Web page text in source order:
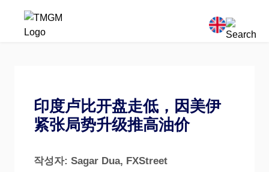
印度卢比开盘走低，因美伊
紧张局势升级推高油价
작성자: Sagar Dua, FXStreet